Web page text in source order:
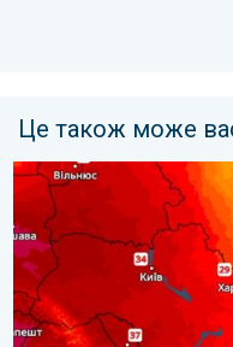
Це також може
Автомобіль може стати